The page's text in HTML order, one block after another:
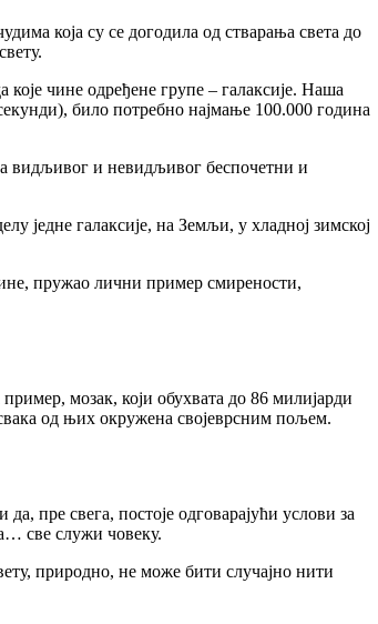
која су се догодила од стварања света до
чине одређене групе – галаксије. Наша
било потребно најмање 100.000 година
видљивог и невидљивог беспочетни и
галаксије, на Земљи, у хладној зимској
пружао лични пример смирености,
мозак, који обухвата до 86 милијарди
од њих окружена својеврсним пољем.
пре свега, постоје одговарајући услови за
све служи човеку.
природно, не може бити случајно нити